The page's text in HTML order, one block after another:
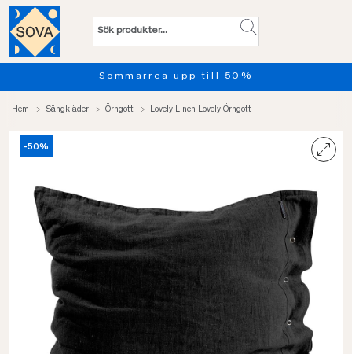
Sommarrea upp till 50%
Hem Sängkläder Örngott Lovely Linen Lovely Örngott
-50%